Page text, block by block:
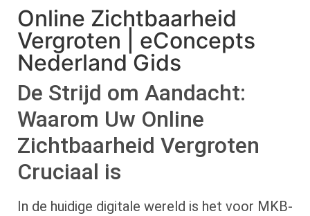
Online Zichtbaarheid
Vergroten | eConcepts
Nederland Gids
De Strijd om Aandacht:
Waarom Uw Online
Zichtbaarheid Vergroten
Cruciaal is
In de huidige digitale wereld is het voor MKB-